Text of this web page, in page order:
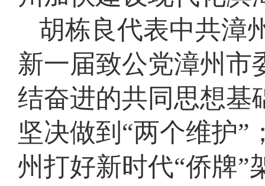
胡栋良代表中共漳
新一届致公党漳州市
结奋进的共同思想基
坚决做到“两个维护
州打好新时代“侨牌”